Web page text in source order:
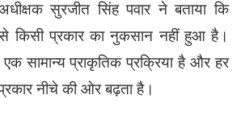
सुरजीत सिंह पवार ने बताया कि
किसी प्रकार का नुकसान नहीं हुआ है।
सामान्य प्राकृतिक प्रक्रिया है और हर
नीचे की ओर बढ़ता है।